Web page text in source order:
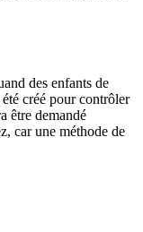
des enfants de
créé pour contrôler
être demandé
car une méthode de